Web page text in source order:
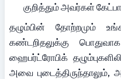
குறித்தும் அவர்கள்
தழும்பின் தோற்றமும்
கண்டறிதலுக்கு
ஹைபர்ட்ரோபிக்
அவை புடைத்திருந்தாலும்,